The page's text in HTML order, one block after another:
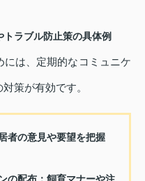
ラブル防止策の具体例
には、定期的なコミュニケ
策が有効です。
者の意見や要望を把握